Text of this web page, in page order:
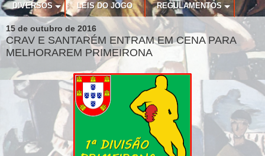
DIVERSOS LEIS DO JOGO REGULAMENTOS
15 de outubro de 2016
CRAV E SANTARÉM ENTRAM EM CENA PARA
MELHORAREM PRIMEIRONA